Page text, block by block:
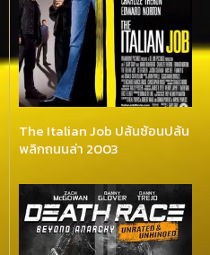
The Italian Job ปล้นซ้อนปล้น
พลิกถนนล่า 2003